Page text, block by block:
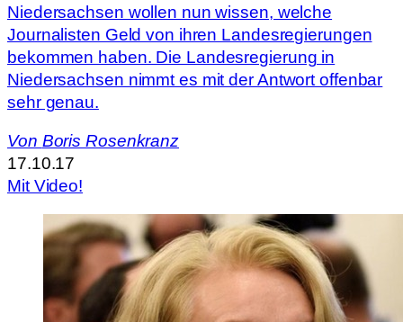
Niedersachsen wollen nun wissen, welche
Journalisten Geld von ihren Landesregierungen
bekommen haben. Die Landesregierung in
Niedersachsen nimmt es mit der Antwort offenbar
sehr genau.
Von Boris Rosenkranz
17.10.17
Mit Video!